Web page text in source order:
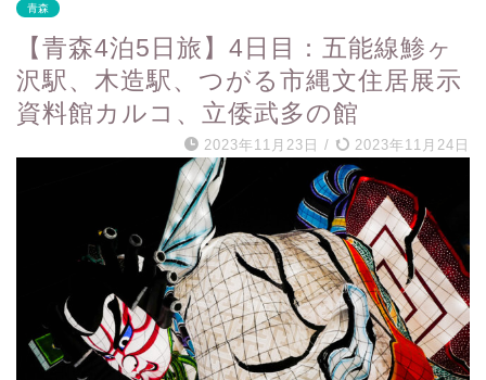
青森
【青森4泊5日旅】4日目：五能線鯵ヶ
沢駅、木造駅、つがる市縄文住居展示
資料館カルコ、立倭武多の館
2023年11月23日 / 2023年11月24日